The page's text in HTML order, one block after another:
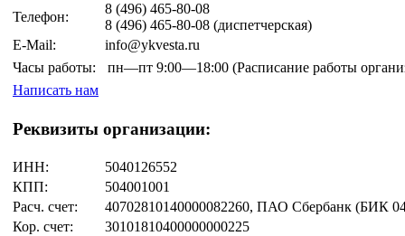
Телефон:
8 (496) 465-80-08
8 (496) 465-80-08 (диспетчерская)
E-Mail:
info@ykvesta.ru
Часы работы:
пн—пт 9:00—18:00 (Расписание работы
Написать нам
Реквизиты организации:
ИНН:
5040126552
КПП:
504001001
Расч. счет:
40702810140000082260, ПАО Сбербанк (БИК
Кор. счет:
30101810400000000225